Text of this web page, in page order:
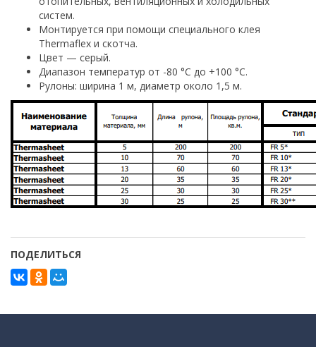
систем.
Монтируется при помощи специального клея
Thermaflex и скотча.
Цвет — серый.
Диапазон температур от -80 °С до +100 °С.
Рулоны: ширина 1 м, диаметр около 1,5 м.
ПОДЕЛИТЬСЯ